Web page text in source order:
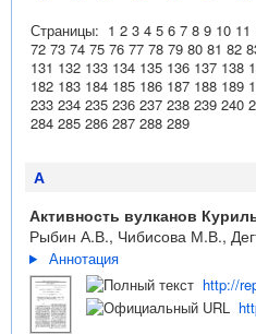
Страницы: 1 2 3 4 5 6 7 8 9 10 11
72 73 74 75 76 77 78 79 80 81 82
131 132 133 134 135 136 137 138
182 183 184 185 186 187 188 189
233 234 235 236 237 238 239 240
284 285 286 287 288 289
А
Активность вулканов
Рыбин А.В., Чибисова М.В.,
Аннотация
http://